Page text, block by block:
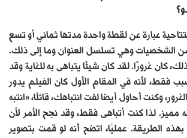
عبارة عن لقطة واحدة مدتها ثماني أو تسع
الشخصيات وهي تسلسل العنوان وما إلى ذلك.
كان غرورًا. لقد كان شيئًا يتباهى به للغاية وقد
فقط، لأنه في المقام الأول كان الفيلم يدور
وكنت أحاول أيضا لفت انتباهك، قائلًا، «انتبه
مميز. لذا كنت أتباهى فقط، وقد نجح الأمر لأن
الطريقة. عمليًا، اتضح أنه لو قمت بتصوير